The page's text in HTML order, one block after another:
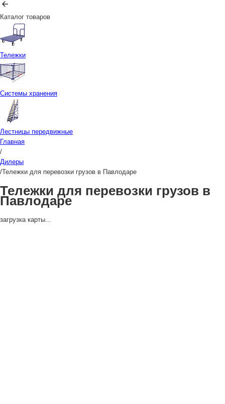
Каталог товаров
Тележки
Системы хранения
Лестницы передвижные
Главная
/
Дилеры
/Тележки для перевозки грузов в Павлодаре
Тележки для перевозки грузов в
Павлодаре
загрузка карты...